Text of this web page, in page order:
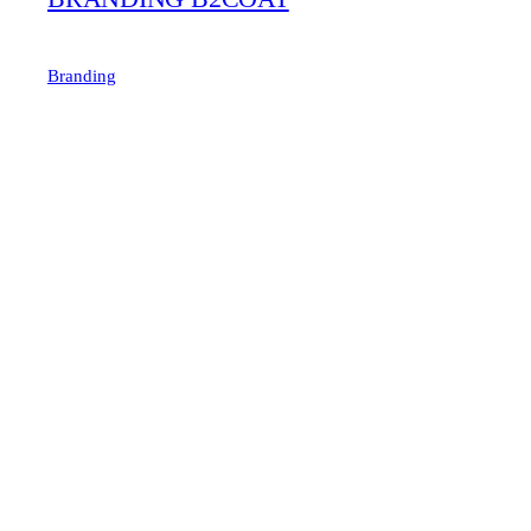
Branding